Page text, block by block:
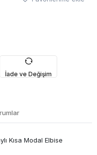
İade ve Değişim
Kısa Modal Elbise